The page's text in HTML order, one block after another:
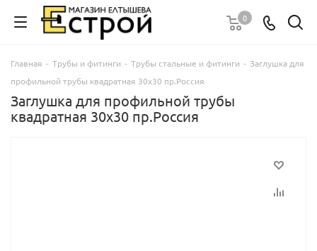
0
Главная - Трубы и фитинги - Трубы стальные и фитинги - Заглушка для
профильной трубы квадратная 30х30 пр.Россия
Заглушка для профильной трубы
квадратная 30х30 пр.Россия